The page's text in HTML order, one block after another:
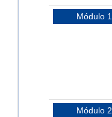
Módulo 1
Módulo 2